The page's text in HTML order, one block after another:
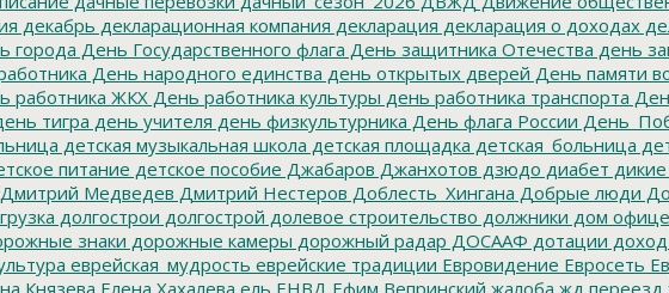
декабрь декларационная компания декларация декларация о доходах
города День Государственного флага День защитника Отечества день
День народного единства день открытых дверей День памяти
работника ЖКХ День работника культуры день работника транспорта
тигра день учителя день физкультурника День флага России
детская музыкальная школа детская площадка детская_больница
питание детское пособие Джабаров Джанхотов дзюдо диабет
Дмитрий Медведев Дмитрий Нестеров Доблесть_Хингана Добрые люди
долгострои долгострой долевое строительство должники дом
знаки дорожные камеры дорожный радар ДОСААФ дотации доход
еврейская_мудрость еврейские традиции Евровидение Евросеть
Князева Елена Хахалева ель ЕНВД Ефим Вепринский жалоба жд переезд